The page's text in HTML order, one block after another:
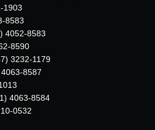
1903
8583
4052-8583
8590
3232-1179
8587
4063-8584
0532